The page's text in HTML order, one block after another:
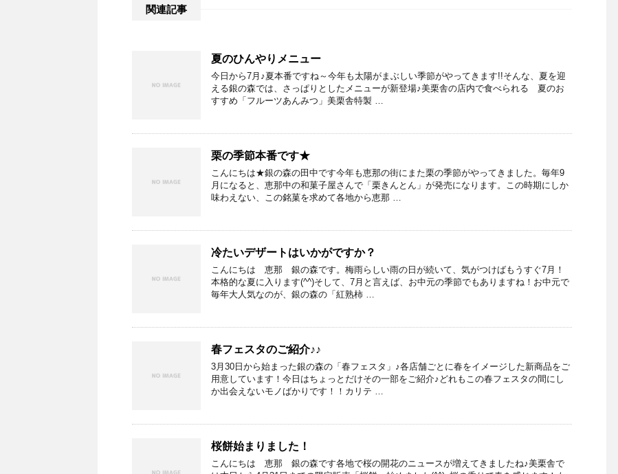
関連記事
夏のひんやりメニュー
今日から7月♪夏本番ですね～今年も太陽がまぶしい季節がやってきます!!そんな、夏を迎
える銀の森では、さっぱりとしたメニューが新登場♪美栗舎の店内で食べられる 夏のお
すすめ「フルーツあんみつ」美栗舎特製 …
栗の季節本番です★
こんにちは★銀の森の田中です今年も恵那の街にまた栗の季節がやってきました。毎年9
月になると、恵那中の和菓子屋さんで「栗きんとん」が発売になります。この時期にしか
味わえない、この銘菓を求めて各地から恵那 …
冷たいデザートはいかがですか？
こんにちは 恵那 銀の森です。梅雨らしい雨の日が続いて、気がつけばもうすぐ7月！
本格的な夏に入ります(^^)そして、7月と言えば、お中元の季節でもありますね！お中元で
毎年大人気なのが、銀の森の「紅熟柿 …
春フェスタのご紹介♪♪
3月30日から始まった銀の森の「春フェスタ」♪各店舗ごとに春をイメージした新商品をご
用意しています！今日はちょっとだけその一部をご紹介♪どれもこの春フェスタの間にし
か出会えないモノばかりです！！カリテ …
桜餅始まりました！
こんにちは 恵那 銀の森です各地で桜の開花のニュースが増えてきましたね♪美栗舎で